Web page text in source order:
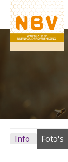
Info Foto's